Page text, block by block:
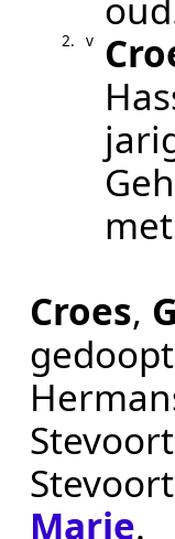
2. v
met
Croes,
Stevoort
Stevoort
Marie.